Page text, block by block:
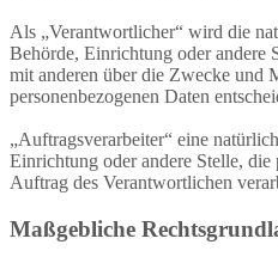
Als „Verantwortlicher“ wird die
Behörde, Einrichtung oder andere
mit anderen über die Zwecke und
personenbezogenen Daten
„Auftragsverarbeiter“ eine
Einrichtung oder andere Stelle, die
Auftrag des Verantwortlichen
Maßgebliche